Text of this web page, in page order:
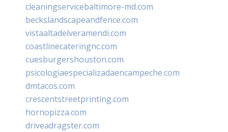
cleaningservicebaltimore-md.com
beckslandscapeandfence.com
vistaaltadelveramendi.com
coastlinecateringnc.com
cuesburgershouston.com
psicologiaespecializadaencampeche.com
dmtacos.com
crescentstreetprinting.com
hornopizza.com
driveadragster.com